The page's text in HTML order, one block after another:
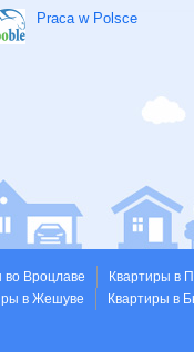
Praca w Polsce
во Вроцлаве Квартиры в
в Жешуве
Квартиры в